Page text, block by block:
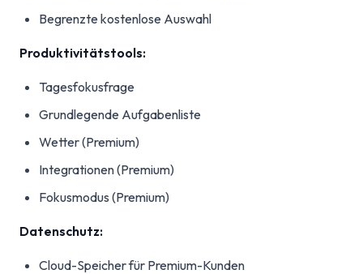
Begrenzte kostenlose Auswahl
Produktivitätstools:
Tagesfokusfrage
Grundlegende Aufgabenliste
Wetter (Premium)
Integrationen (Premium)
Fokusmodus (Premium)
Datenschutz:
Cloud-Speicher für Premium-Kunden